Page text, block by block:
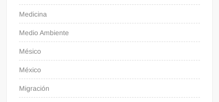
Medicina
Medio Ambiente
Mésico
México
Migración